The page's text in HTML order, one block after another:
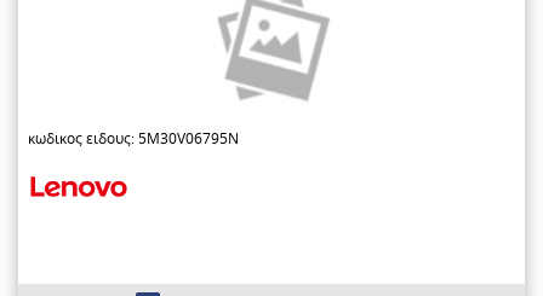
κωδικος ειδους: 5M30V06795N